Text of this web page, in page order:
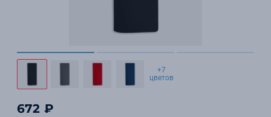
+7
цветов
672 ₽